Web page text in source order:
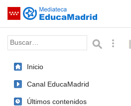
Saltar navegación
Palabra o frase:
Inicio
Canal EducaMadrid
Últimos contenidos